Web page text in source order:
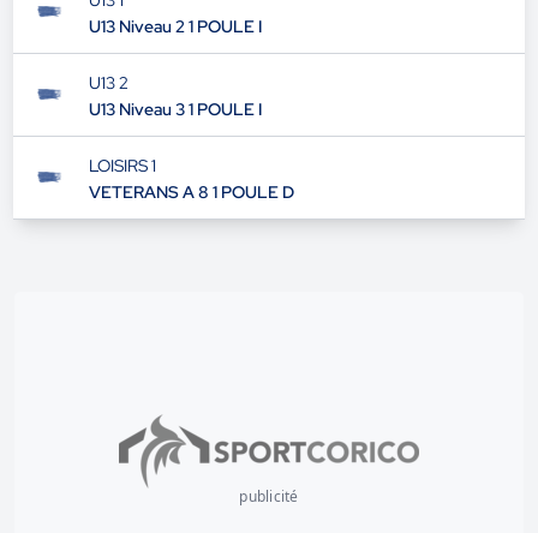
U13 Niveau 2 1 POULE I
U13 2
U13 Niveau 3 1 POULE I
LOISIRS 1
VETERANS A 8 1 POULE D
publicité